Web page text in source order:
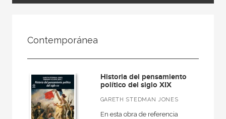
Ciencias humanas y sociales
Historia
Contemporánea
Contemporánea
Historia del pensamiento
político del siglo XIX
GARETH STEDMAN JONES
En esta obra de referencia